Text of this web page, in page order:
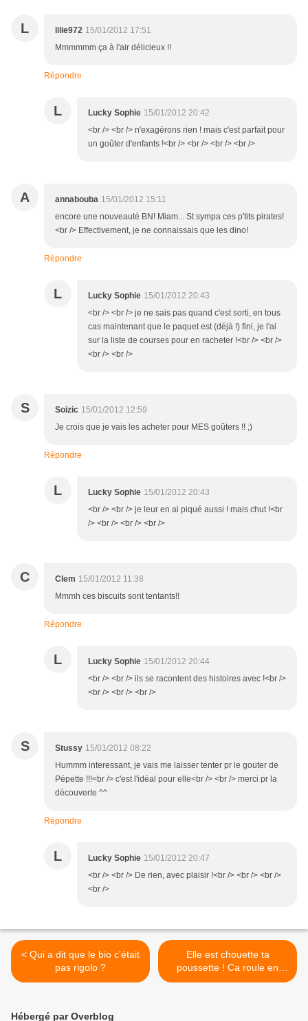
L lilie972 15/01/2012 17:51
Mmmmmm ça à l'air délicieux !!
Répondre
L Lucky Sophie 15/01/2012 20:42
<br /> <br /> n'exagérons rien ! mais c'est parfait pour
un goûter d'enfants !<br /> <br /> <br /> <br />
A annabouba 15/01/2012 15:11
encore une nouveauté BN! Miam... St sympa ces p'tits pirates!
<br /> Effectivement, je ne connaissais que les dino!
Répondre
L Lucky Sophie 15/01/2012 20:43
<br /> <br /> je ne sais pas quand c'est sorti, en tous
cas maintenant que le paquet est (déjà !) fini, je l'ai
sur la liste de courses pour en racheter !<br /> <br />
<br /> <br />
S Soizic 15/01/2012 12:59
Je crois que je vais les acheter pour MES goûters !! ;)
Répondre
L Lucky Sophie 15/01/2012 20:43
<br /> <br /> je leur en ai piqué aussi ! mais chut !<br
/> <br /> <br /> <br />
C Clem 15/01/2012 11:38
Mmmh ces biscuits sont tentants!!
Répondre
L Lucky Sophie 15/01/2012 20:44
<br /> <br /> ils se racontent des histoires avec !<br />
<br /> <br /> <br />
S Stussy 15/01/2012 08:22
Hummm interessant, je vais me laisser tenter pr le gouter de
Pépette !!!<br /> c'est l'idéal pour elle<br /> <br /> merci pr la
découverte ^^
Répondre
L Lucky Sophie 15/01/2012 20:47
<br /> <br /> De rien, avec plaisir !<br /> <br /> <br />
<br />
< Qui a dit que le bio c'était
pas rigolo ?
Elle est chouette ta
poussette ! Ca roule en
Bugaboo Cameleon ! >
Hébergé par Overblog